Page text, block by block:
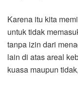
Karena itu kita
untuk tidak
tanpa izin dari
lain di atas areal
kuasa maupun